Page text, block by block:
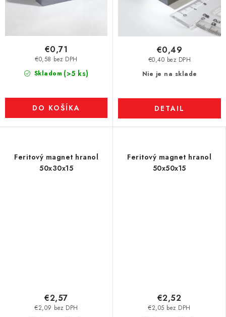
Skladom (>5 ks)
€0,58 bez DPH
€0,71
DO KOŠÍKA
Nie je na sklade
€0,40 bez DPH
€0,49
DETAIL
Feritový magnet hranol
50x30x15
€2,09 bez DPH
€2,57
Feritový magnet hranol
50x50x15
€2,05 bez DPH
€2,52